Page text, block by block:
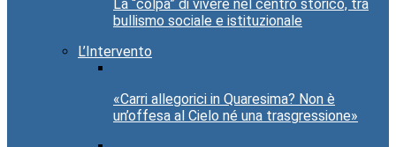
La “colpa” di vivere nel centro storico, tra
bullismo sociale e istituzionale
L’Intervento
«Carri allegorici in Quaresima? Non è
un’offesa al Cielo né una trasgressione»